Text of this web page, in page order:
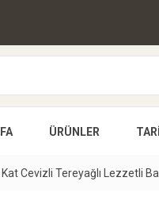
ÜRÜNLER
Cevizli Tereyağlı Lezzetli